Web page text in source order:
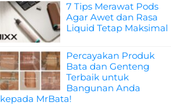
7 Tips Merawat Pods
Agar Awet dan Rasa
Liquid Tetap Maksimal
Percayakan Produk
Bata dan Genteng
Terbaik untuk
Bangunan Anda
kepada MrBata!